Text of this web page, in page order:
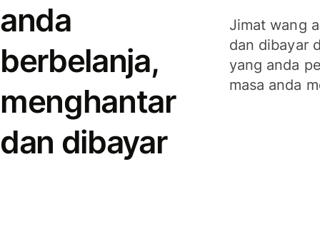
anda
berbelanja,
menghantar
dan dibayar
Jimat wang
dan dibayar
yang anda
masa anda